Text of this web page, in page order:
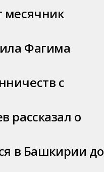
месячник
Фагима
с
рассказал о
в Башкирии до